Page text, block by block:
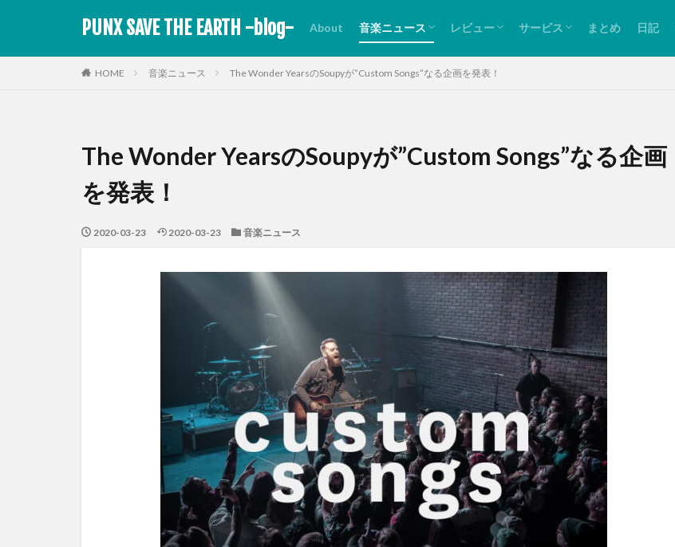
PUNX SAVE THE EARTH -blog- About 音楽ニュース
リリース情報
ライブ情報
レビュー
バンド紹介
ライブレビュー
音源紹介
サービス
Spotify
Bandcamp
Twitter
まとめ 日記
HOME 音楽ニュース The Wonder YearsのSoupyが”Custom Songs”なる企画を発表！
The Wonder YearsのSoupyが”Custom Songs”なる企画
を発表！
2020-03-23 2020-03-23 音楽ニュース